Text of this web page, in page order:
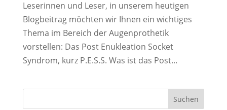
Leserinnen und Leser, in unserem heutigen
Blogbeitrag möchten wir Ihnen ein wichtiges
Thema im Bereich der Augenprothetik
vorstellen: Das Post Enukleation Socket
Syndrom, kurz P.E.S.S. Was ist das Post...
Suchen